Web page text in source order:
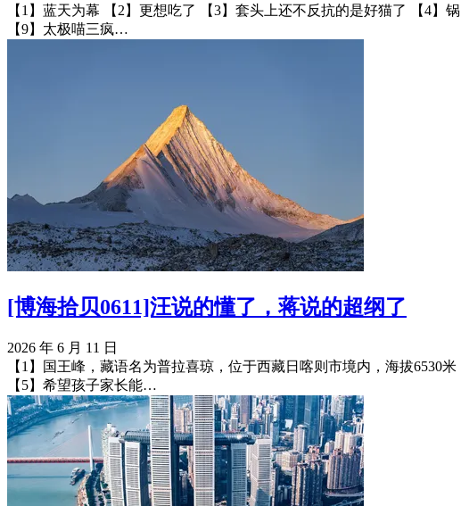
【1】蓝天为幕 【2】更想吃了 【3】套头上还不反抗的是好猫了 【4
【9】太极喵三疯…
[博海拾贝0611]汪说的懂了，蒋说的超纲了
2026 年 6 月 11 日
【1】国王峰，藏语名为普拉喜琼，位于西藏日喀则市境内，海拔
【5】希望孩子家长能…